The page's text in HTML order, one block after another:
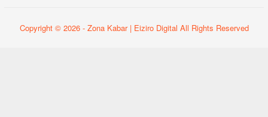
Copyright © 2026 - Zona Kabar | Eiziro Digital All Rights Reserved